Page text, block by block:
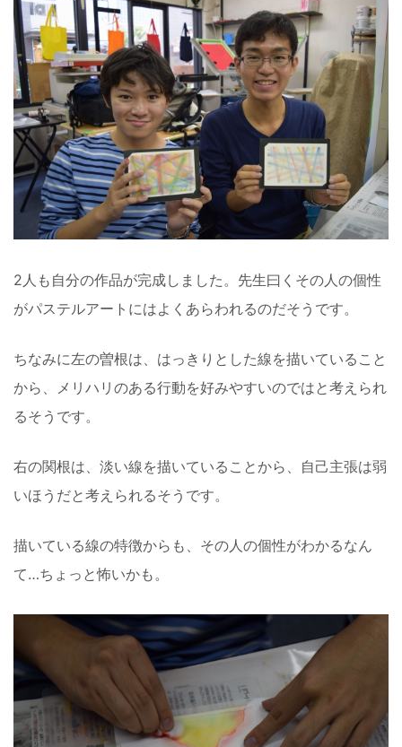
2人も自分の作品が完成しました。先生曰くその人の個性
がパステルアートにはよくあらわれるのだそうです。
ちなみに左の曽根は、はっきりとした線を描いていること
から、メリハリのある行動を好みやすいのではと考えられ
るそうです。
右の関根は、淡い線を描いていることから、自己主張は弱
いほうだと考えられるそうです。
描いている線の特徴からも、その人の個性がわかるなん
て…ちょっと怖いかも。